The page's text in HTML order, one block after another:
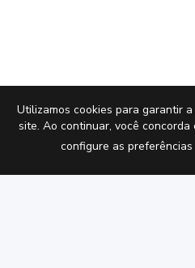
Utilizamos cookies para garantir
site. Ao continuar, você
configure as preferências